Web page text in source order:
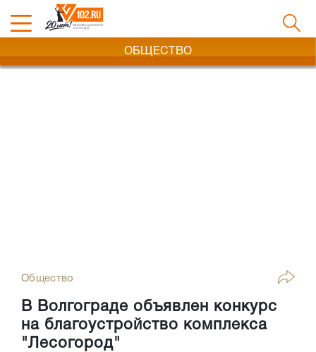
ОБЩЕСТВО
Общество
В Волгограде объявлен конкурс
на благоустройство комплекса
"Лесогород"